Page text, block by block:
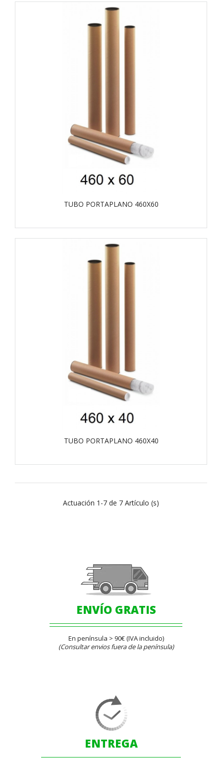
TUBO PORTAPLANO 460X60
TUBO PORTAPLANO 460X40
Actuación 1-7 de 7 Artículo (s)
ENVÍO GRATIS
En península > 90€ (IVA incluido)
(Consultar envios fuera de la península)
ENTREGA